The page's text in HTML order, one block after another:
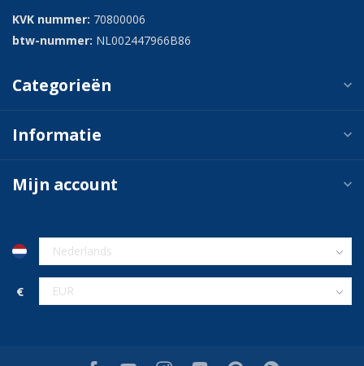
KVK nummer: 70800006
btw-nummer: NL002447966B86
Categorieën
Informatie
Mijn account
€